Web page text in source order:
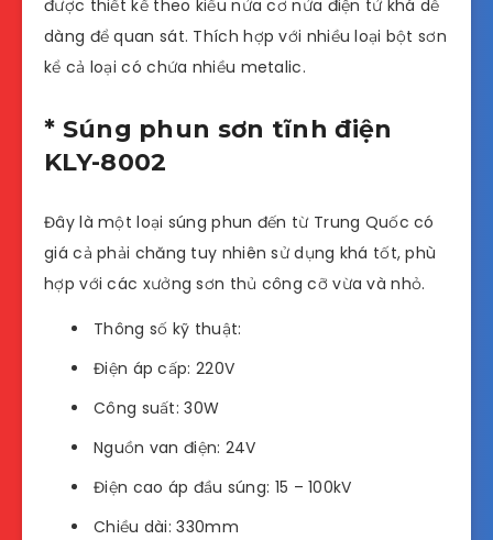
được thiết kế theo kiểu nửa cơ nửa điện tử khá dễ
dàng để quan sát. Thích hợp với nhiều loại bột sơn
kể cả loại có chứa nhiều metalic.
* Súng phun sơn tĩnh điện
KLY-8002
Đây là một loại súng phun đến từ Trung Quốc có
giá cả phải chăng tuy nhiên sử dụng khá tốt, phù
hợp với các xưởng sơn thủ công cỡ vừa và nhỏ.
Thông số kỹ thuật:
Điện áp cấp: 220V
Công suất: 30W
Nguồn van điện: 24V
Điện cao áp đầu súng: 15 – 100kV
Chiều dài: 330mm